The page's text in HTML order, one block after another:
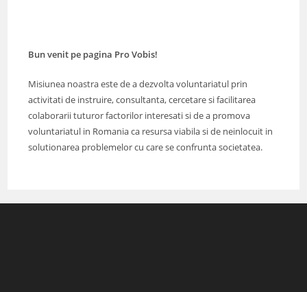
Bun venit pe pagina Pro Vobis!
Misiunea noastra este de a dezvolta voluntariatul prin
activitati de instruire, consultanta, cercetare si facilitarea
colaborarii tuturor factorilor interesati si de a promova
voluntariatul in Romania ca resursa viabila si de neinlocuit in
solutionarea problemelor cu care se confrunta societatea.